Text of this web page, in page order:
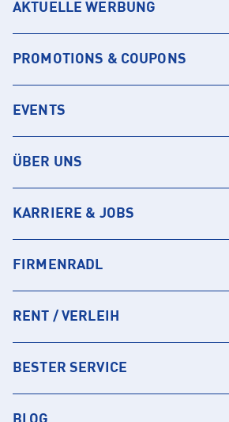
AKTUELLE WERBUNG
PROMOTIONS & COUPONS
EVENTS
ÜBER UNS
KARRIERE & JOBS
FIRMENRADL
RENT / VERLEIH
BESTER SERVICE